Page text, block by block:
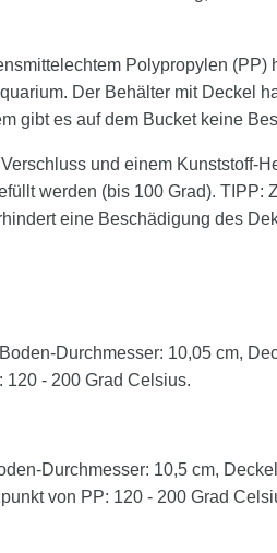
Polypropylen
Der Behälter mit Deckel
gibt es auf dem Bucket keine
und einem Kunststoff-
werden (bis 100 Grad).
eine Beschädigung des
Durchmesser: 10,05 cm,
120 - 200 Grad Celsius.
Durchmesser: 10,5 cm,
von PP: 120 - 200 Grad